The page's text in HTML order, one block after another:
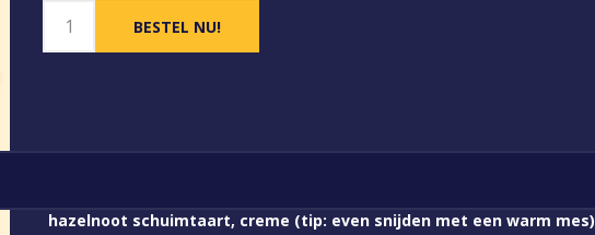
hazelnoot schuimtaart, creme (tip: even snijden met een warm mes)